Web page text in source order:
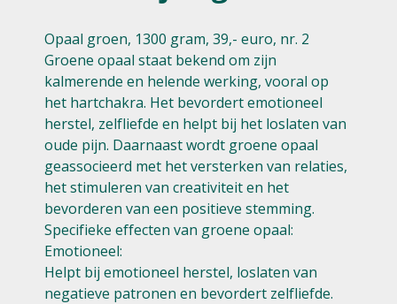
Opaal groen, 1300 gram, 39,- euro, nr. 2
Groene opaal staat bekend om zijn
kalmerende en helende werking, vooral op
het hartchakra. Het bevordert emotioneel
herstel, zelfliefde en helpt bij het loslaten van
oude pijn. Daarnaast wordt groene opaal
geassocieerd met het versterken van relaties,
het stimuleren van creativiteit en het
bevorderen van een positieve stemming.
Specifieke effecten van groene opaal:
Emotioneel:
Helpt bij emotioneel herstel, loslaten van
negatieve patronen en bevordert zelfliefde.